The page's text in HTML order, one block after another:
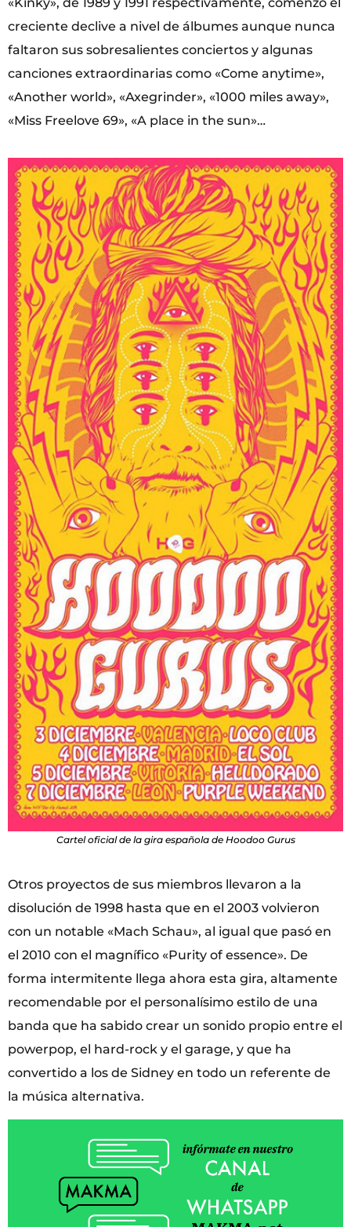
creciente declive a nivel de álbumes aunque nunca
faltaron sus sobresalientes conciertos y algunas
canciones extraordinarias como «Come anytime»,
«Another world», «Axegrinder», «1000 miles away»,
«Miss Freelove 69», «A place in the sun»…
Cartel oficial de la gira española de Hoodoo Gurus
Otros proyectos de sus miembros llevaron a la
disolución de 1998 hasta que en el 2003 volvieron
con un notable «Mach Schau», al igual que pasó en
el 2010 con el magnífico «Purity of essence». De
forma intermitente llega ahora esta gira, altamente
recomendable por el personalísimo estilo de una
banda que ha sabido crear un sonido propio entre el
powerpop, el hard-rock y el garage, y que ha
convertido a los de Sidney en todo un referente de
la música alternativa.